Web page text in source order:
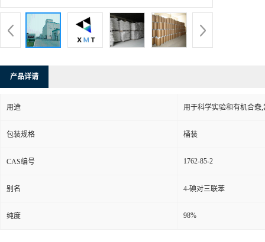
产品详请
用途 用于科学实验和有机合憃
包装规格 桶装
CAS编号 1762-85-2
别名 4-碘对三联苯
纯度 98%